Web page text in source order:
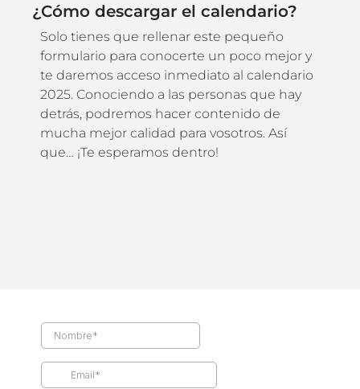
¿Cómo descargar el calendario?
Solo tienes que rellenar este pequeño
formulario para conocerte un poco mejor y
te daremos acceso inmediato al calendario
2025. Conociendo a las personas que hay
detrás, podremos hacer contenido de
mucha mejor calidad para vosotros. Así
que… ¡Te esperamos dentro!